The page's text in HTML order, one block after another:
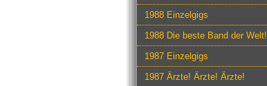
1988 Einzelgigs
1988 Die beste Band der Welt!
1987 Einzelgigs
1987 Ärzte! Ärzte! Ärzte!